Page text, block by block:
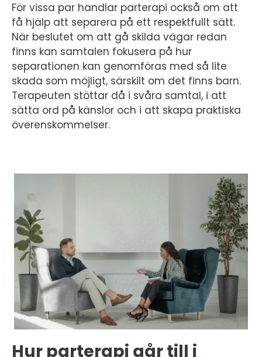
För vissa par handlar parterapi också om att
få hjälp att separera på ett respektfullt sätt.
När beslutet om att gå skilda vägar redan
finns kan samtalen fokusera på hur
separationen kan genomföras med så lite
skada som möjligt, särskilt om det finns barn.
Terapeuten stöttar då i svåra samtal, i att
sätta ord på känslor och i att skapa praktiska
överenskommelser.
Hur parterapi går till i